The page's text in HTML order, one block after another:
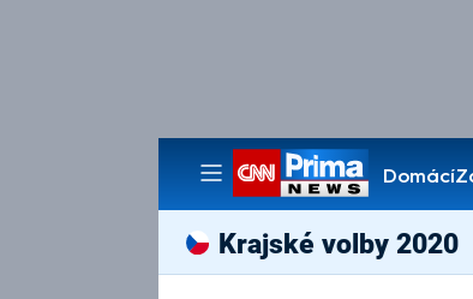
Domácí
Pořady
Krajské volby 2020